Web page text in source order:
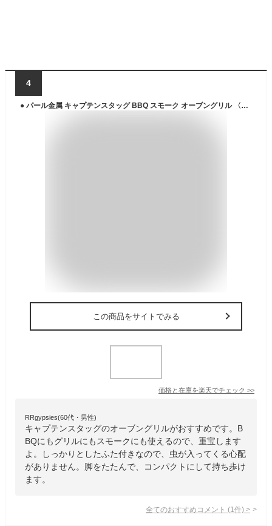
4
● パール金属 キャプテンスタッグ BBQ スモーク オーブングリル 〈ミニ〉 UG-0061 キャンプ バーベキュー アウトドア 4Way 送料無料
この商品をサイトでみる
価格と在庫を楽天でチェック >>
RRgypsies(60代・男性)
キャプテンスタッグのオーブングリルがおすすめです。B
BQにもグリルにもスモークにも使えるので、重宝します
よ。しっかりとしたふた付きなので、虫が入ってくる心配
がありません。脚をたたんで、コンパクトにして持ち歩け
ます。
全てのおすすめコメント (1 件) >